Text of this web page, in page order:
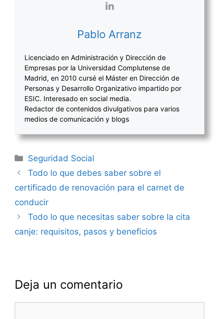
Pablo Arranz
Licenciado en Administración y Dirección de
Empresas por la Universidad Complutense de
Madrid, en 2010 cursé el Máster en Dirección de
Personas y Desarrollo Organizativo impartido por
ESIC. Interesado en social media.
Redactor de contenidos divulgativos para varios
medios de comunicación y blogs
Categorías
Seguridad Social
Navegación
de
Todo lo que debes saber sobre el
certificado de renovación para el carnet de
conducir
Todo lo que necesitas saber sobre la cita
canje: requisitos, pasos y beneficios
Deja un comentario